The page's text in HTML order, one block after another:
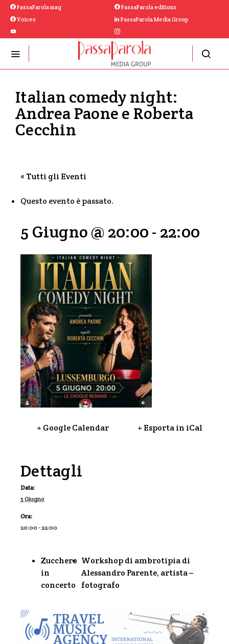
PassaParola mag
PassaParola editions
Voices
PassaParola Media Group
Italian comedy night:
Andrea Paone e Roberta
Cecchin
« Tutti gli Eventi
Questo evento è passato.
5 Giugno @ 20:00- 22:00
+ Google Calendar + Esporta in iCal
Dettagli
Data:
5 Giugno
Ora:
20:00 - 22:00
Zucchero
in
concerto
Workshop di ambrotipia di
Alessandro Parente, artista –
fotografo